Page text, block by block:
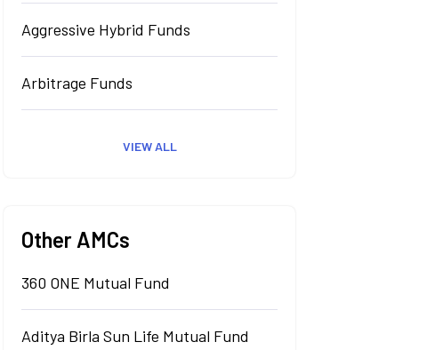
Aggressive Hybrid Funds
Arbitrage Funds
VIEW ALL
Other AMCs
360 ONE Mutual Fund
Aditya Birla Sun Life Mutual Fund